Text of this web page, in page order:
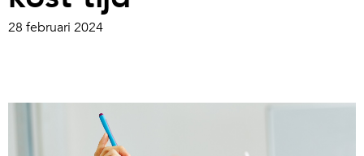
28 februari 2024